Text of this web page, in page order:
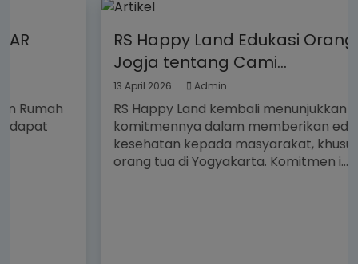
RS Happy Land Edukasi Orang Tua
Jogja tentang Cami...
Admin
RS Happy Land kembali menunjukkan
komitmennya dalam memberikan edukasi
kesehatan kepada masyarakat, khususnya para
orang tua di Yogyakarta. Komitmen i...